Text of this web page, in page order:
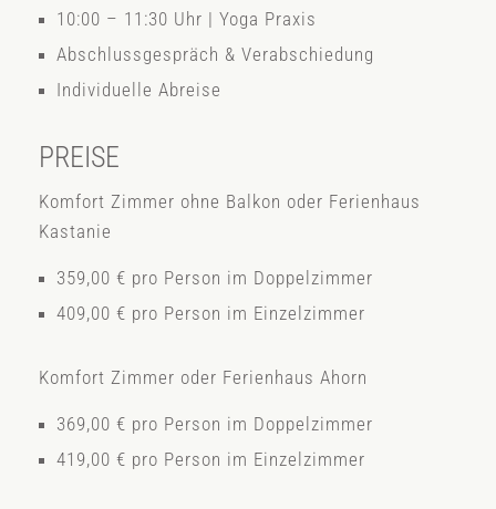
10:00 – 11:30 Uhr | Yoga Praxis
Abschlussgespräch & Verabschiedung
Individuelle Abreise
PREISE
Komfort Zimmer ohne Balkon oder Ferienhaus
Kastanie
359,00 € pro Person im Doppelzimmer
409,00 € pro Person im Einzelzimmer
Komfort Zimmer oder Ferienhaus Ahorn
369,00 € pro Person im Doppelzimmer
419,00 € pro Person im Einzelzimmer